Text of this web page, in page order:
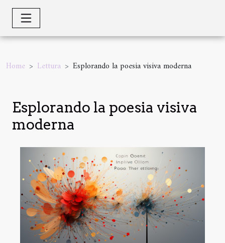
Home Lettura Esplorando la poesia visiva moderna
Esplorando la poesia visiva
moderna